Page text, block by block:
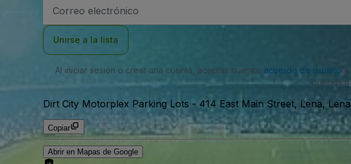
de
Unirse a la lista
Al iniciar sesión o crear una cuenta, aceptas nuestro acuerdo de usuario
puedes
Dirt City Motorplex Parking Lots - 414 East Main Street, Lena,
Copiar
Abrir en Mapas de Google